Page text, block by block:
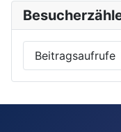
Beitragsaufrufe